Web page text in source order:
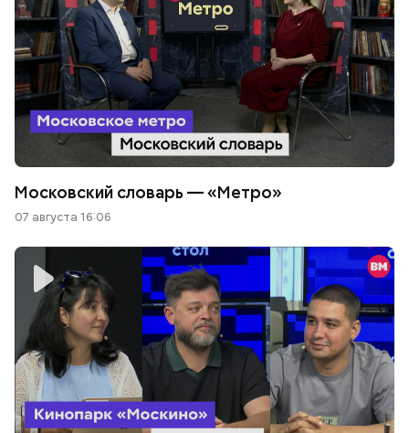
Московский словарь — «Метро»
07 августа 16:06